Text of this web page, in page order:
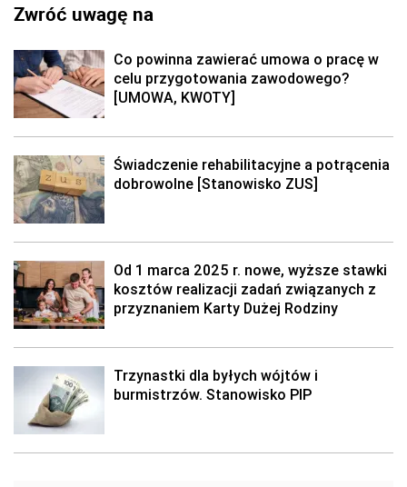
Zwróć uwagę na
Co powinna zawierać umowa o pracę w
celu przygotowania zawodowego?
[UMOWA, KWOTY]
Świadczenie rehabilitacyjne a potrącenia
dobrowolne [Stanowisko ZUS]
Od 1 marca 2025 r. nowe, wyższe stawki
kosztów realizacji zadań związanych z
przyznaniem Karty Dużej Rodziny
Trzynastki dla byłych wójtów i
burmistrzów. Stanowisko PIP